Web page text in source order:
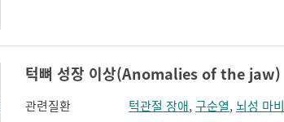
턱뼈 성장 이상(Anomalies of the jaw)
관련질환 턱관절 장애,구순열, 뇌성 마비